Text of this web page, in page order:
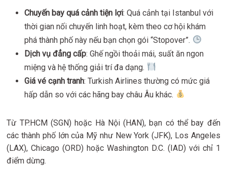
Chuyến bay quá cảnh tiện lợi: Quá cảnh tại Istanbul với
thời gian nối chuyến linh hoạt, kèm theo cơ hội khám
phá thành phố này nếu bạn chọn gói “Stopover”.
Dịch vụ đẳng cấp: Ghế ngồi thoải mái, suất ăn ngon
miệng và hệ thống giải trí đa dạng.
Giá vé cạnh tranh: Turkish Airlines thường có mức giá
hấp dẫn so với các hãng bay châu Âu khác.
Từ TP.HCM (SGN) hoặc Hà Nội (HAN), bạn có thể bay đến
các thành phố lớn của Mỹ như New York (JFK), Los Angeles
(LAX), Chicago (ORD) hoặc Washington D.C. (IAD) với chỉ 1
điểm dừng.